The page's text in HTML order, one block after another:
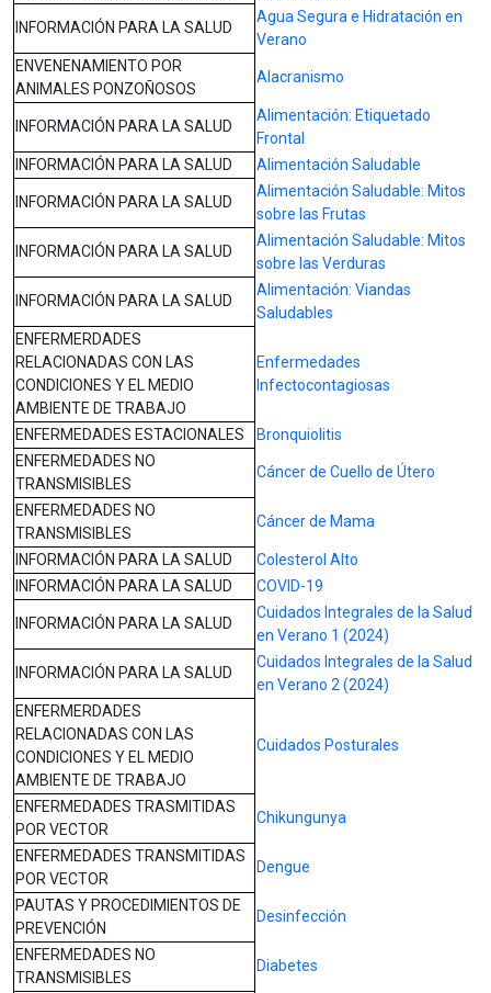
INFORMACIÓN PARA LA SALUD
Agua Segura e Hidratación en
Verano
ENVENENAMIENTO POR
ANIMALES PONZOÑOSOS
Alacranismo
INFORMACIÓN PARA LA SALUD
Alimentación: Etiquetado
Frontal
INFORMACIÓN PARA LA SALUD
Alimentación Saludable
INFORMACIÓN PARA LA SALUD
Alimentación Saludable: Mitos
sobre las Frutas
INFORMACIÓN PARA LA SALUD
Alimentación Saludable: Mitos
sobre las Verduras
INFORMACIÓN PARA LA SALUD
Alimentación: Viandas
Saludables
ENFERMERDADES
RELACIONADAS CON LAS
CONDICIONES Y EL MEDIO
AMBIENTE DE TRABAJO
Enfermedades
Infectocontagiosas
ENFERMEDADES ESTACIONALES
Bronquiolitis
ENFERMEDADES NO
TRANSMISIBLES
Cáncer de Cuello de Útero
ENFERMEDADES NO
TRANSMISIBLES
Cáncer de Mama
INFORMACIÓN PARA LA SALUD
Colesterol Alto
INFORMACIÓN PARA LA SALUD
COVID-19
INFORMACIÓN PARA LA SALUD
Cuidados Integrales de la Salud
en Verano 1 (2024)
INFORMACIÓN PARA LA SALUD
Cuidados Integrales de la Salud
en Verano 2 (2024)
ENFERMERDADES
RELACIONADAS CON LAS
CONDICIONES Y EL MEDIO
AMBIENTE DE TRABAJO
Cuidados Posturales
ENFERMEDADES TRASMITIDAS
POR VECTOR
Chikungunya
ENFERMEDADES TRANSMITIDAS
POR VECTOR
Dengue
PAUTAS Y PROCEDIMIENTOS DE
PREVENCIÓN
Desinfección
ENFERMEDADES NO
TRANSMISIBLES
Diabetes